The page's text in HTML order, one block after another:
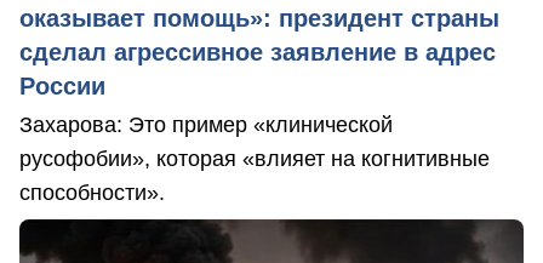
оказывает помощь»: президент страны
сделал агрессивное заявление в адрес
России
Захарова: Это пример «клинической
русофобии», которая «влияет на когнитивные
способности».